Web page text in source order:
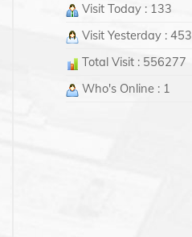
Visit Today : 133
Visit Yesterday : 453
Total Visit : 556277
Who's Online : 1